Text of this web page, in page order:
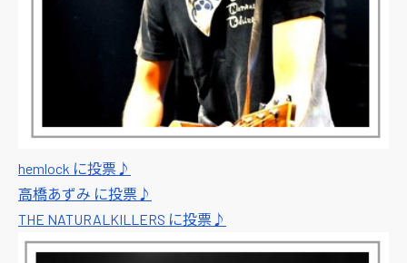
hemlock に投票♪
高橋あずみ に投票♪
THE NATURALKILLERS に投票♪